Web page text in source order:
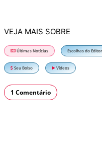
VEJA MAIS SOBRE
Últimas Notícias Escolhas do Editor
Seu Bolso Vídeos
1 Comentário